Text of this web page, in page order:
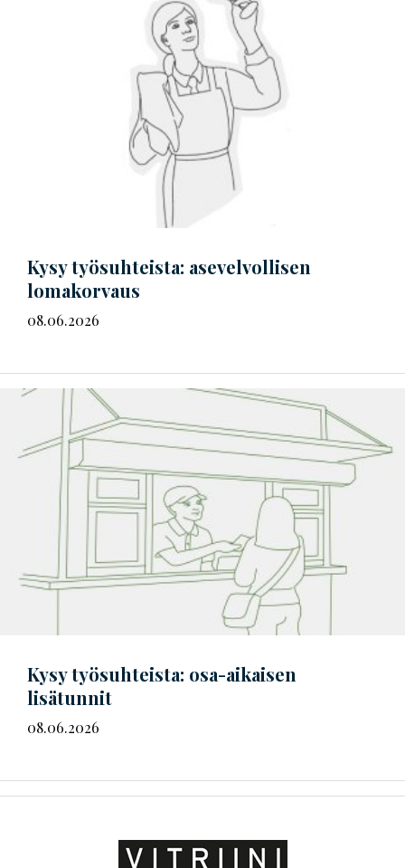
Kysy työsuhteista: asevelvollisen
lomakorvaus
08.06.2026
Kysy työsuhteista: osa-aikaisen
lisätunnit
08.06.2026